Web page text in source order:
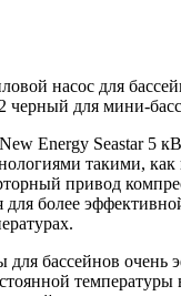
насос для
черный для мини-
Energy Seastar 5
такими, как
привод
для более
для бассейнов очень